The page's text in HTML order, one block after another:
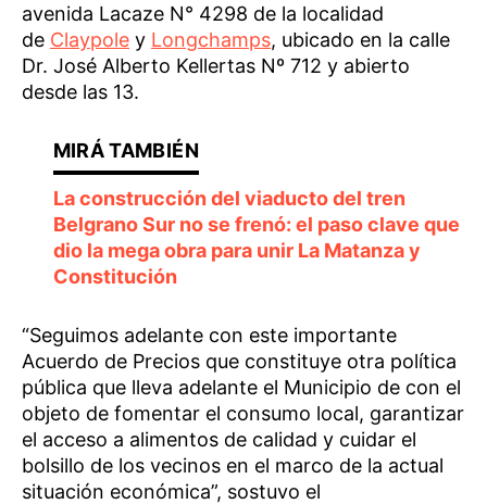
avenida Lacaze N° 4298 de la localidad
de Claypole y Longchamps, ubicado en la calle
Dr. José Alberto Kellertas Nº 712 y abierto
desde las 13.
La construcción del viaducto del tren
Belgrano Sur no se frenó: el paso clave que
dio la mega obra para unir La Matanza y
Constitución
“Seguimos adelante con este importante
Acuerdo de Precios que constituye otra política
pública que lleva adelante el Municipio de con el
objeto de fomentar el consumo local, garantizar
el acceso a alimentos de calidad y cuidar el
bolsillo de los vecinos en el marco de la actual
situación económica”, sostuvo el